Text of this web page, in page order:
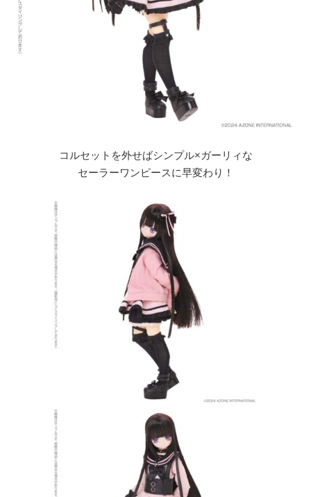
コルセットを外せばシンプル×ガーリィな
セーラーワンピースに早変わり！